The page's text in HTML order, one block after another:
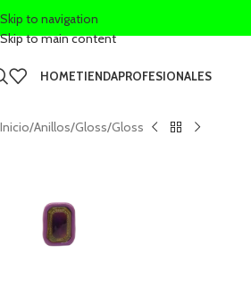
Skip to navigation
Skip to main content
HOMETIENDAPROFESIONALES
Inicio Anillos Gloss Gloss